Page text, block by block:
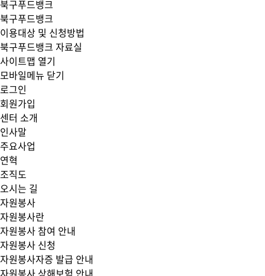
북구푸드뱅크
북구푸드뱅크
이용대상 및 신청방법
북구푸드뱅크 자료실
사이트맵 열기
모바일메뉴 닫기
로그인
회원가입
센터 소개
인사말
주요사업
연혁
조직도
오시는 길
자원봉사
자원봉사란
자원봉사 참여 안내
자원봉사 신청
자원봉사자증 발급 안내
자원봉사 상해보험 안내